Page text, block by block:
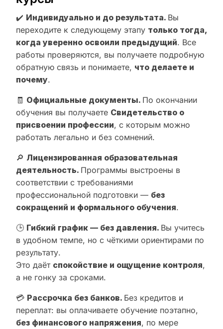
✔️ Индивидуально и до результата. Вы
переходите к следующему этапу только тогда,
когда уверенно освоили предыдущий. Все
работы проверяются, вы получаете подробную
обратную связь и понимаете, что делаете и
почему.
🧾 Официальные документы. По окончании
обучения вы получаете Свидетельство о
присвоении профессии, с которым можно
работать легально и без сомнений.
🔎 Лицензированная образовательная
деятельность. Программы выстроены в
соответствии с требованиями
профессиональной подготовки — без
сокращений и формального обучения.
🕒 Гибкий график — без давления. Вы учитесь
в удобном темпе, но с чёткими ориентирами по
результату.
Это даёт спокойствие и ощущение контроля,
а не гонку за сроками.
💳 Рассрочка без банков. Без кредитов и
переплат: вы оплачиваете обучение поэтапно,
без финансового напряжения, по мере